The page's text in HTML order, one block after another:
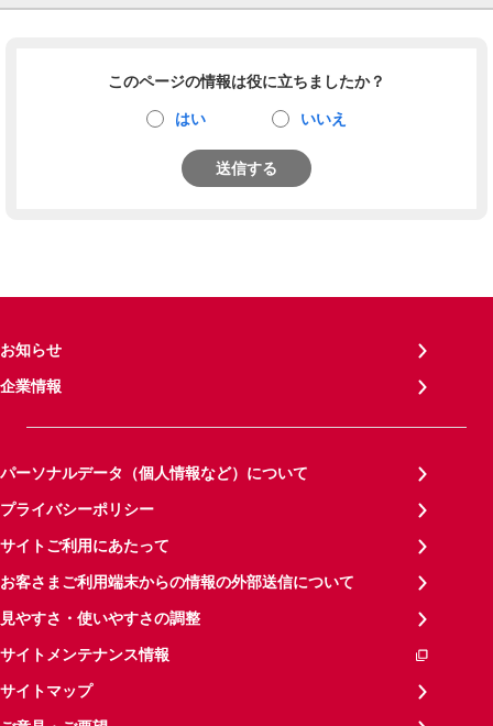
このページの情報は役に立ちましたか？
はい いいえ
送信する
お知らせ
企業情報
パーソナルデータ（個人情報など）について
プライバシーポリシー
サイトご利用にあたって
お客さまご利用端末からの情報の外部送信について
見やすさ・使いやすさの調整
サイトメンテナンス情報
サイトマップ